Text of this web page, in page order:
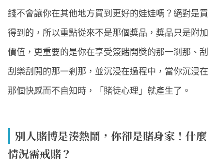
錢不會讓你在其他地方買到更好的娃娃嗎？絕對是買
得到的，所以重點從來不是那個獎品，獎品只是附加
價值，更重要的是你在享受簽賭開獎的那一剎那、刮
刮樂刮開的那一剎那，並沉浸在過程中，當你沉浸在
那個快感而不自知時，「賭徒心理」就產生了。
別人賭博是湊熱鬧，你卻是賭身家！什麼
情況需戒賭？